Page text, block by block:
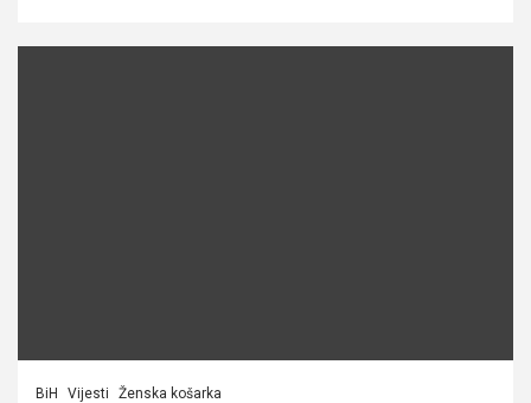
BiH Vijesti Ženska košarka